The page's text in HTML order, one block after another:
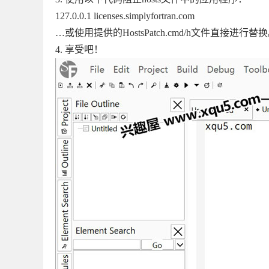
127.0.0.1 licenses.simplyfortran.com
…或使用提供的HostsPatch.cmd/h文件直接进行替
4. 享受吧！